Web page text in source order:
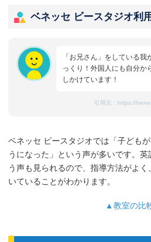
ベネッセ ビースタジオ利
「お兄さん」をしている我
っくり！外国人にも自分か
しかけています！
引用元： https://
ベネッセ ビースタジオでは「子ども
うになった」という声が多いです。
う声も見られるので、指導方法がよ
いていることがわかります。
▲教室の比